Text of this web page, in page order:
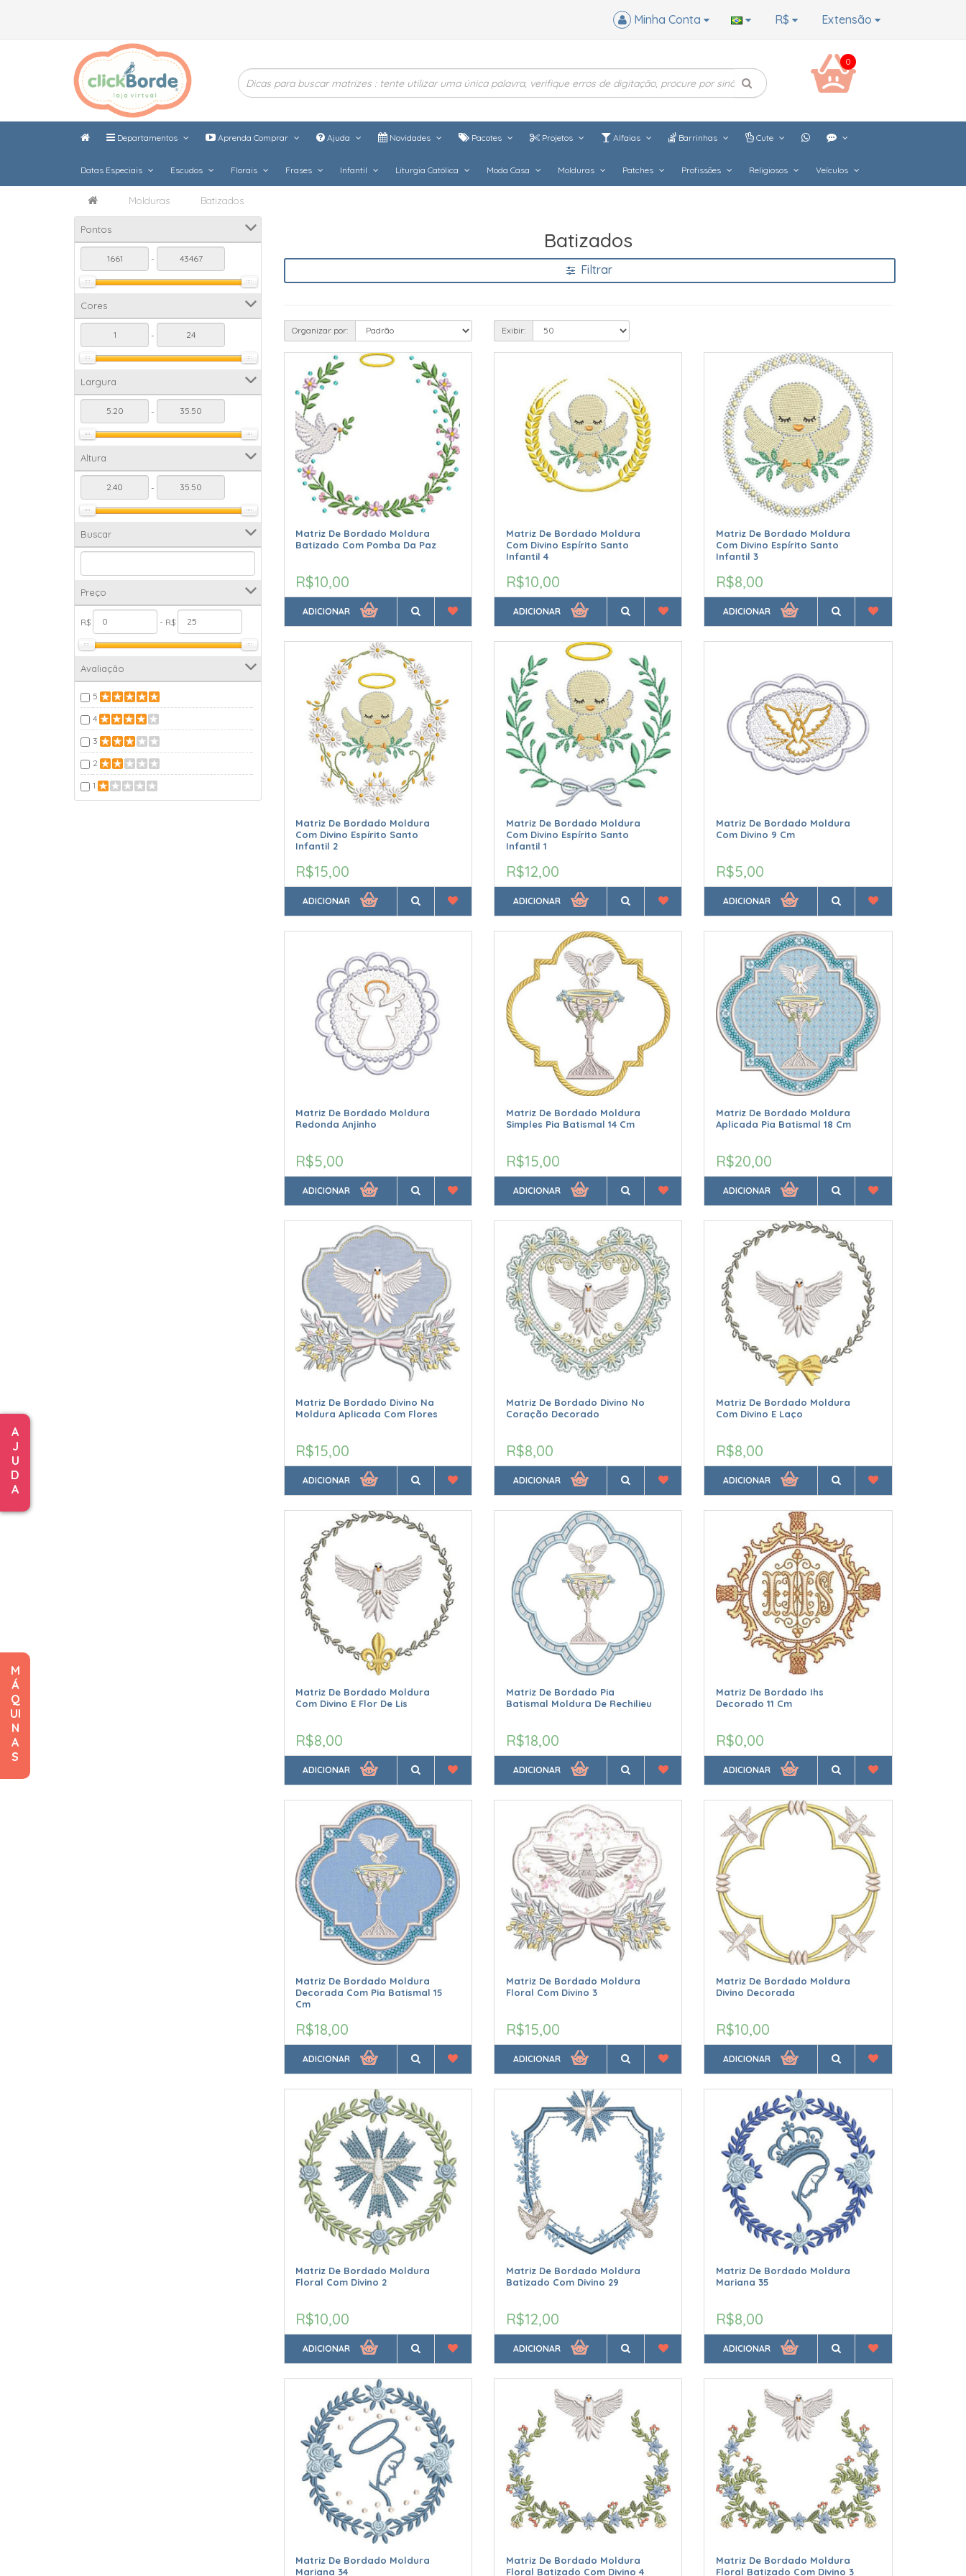
A
J
U
D
A
M
Á
Q
UI
N
A
S
Extensão
R$
Minha Conta
0
Departamentos Aprenda Comprar Ajuda Novidades Pacotes Projetos Alfaias Barrinhas Cute
Datas Especiais Escudos Florais Frases Infantil Liturgia Católica Moda Casa Molduras Patches Profissões Religiosos Veículos
Molduras Batizados
Pontos
-
Cores
-
Largura
-
Altura
-
Buscar
Preço
R$ - R$
Avaliação
5
4
3
2
1
Batizados
Filtrar
Organizar por: Exibir:
Matriz De Bordado Moldura
Batizado Com Pomba Da Paz
R$10,00
ADICIONAR
Matriz De Bordado Moldura
Com Divino Espírito Santo
Infantil 4
R$10,00
ADICIONAR
Matriz De Bordado Moldura
Com Divino Espírito Santo
Infantil 3
R$8,00
ADICIONAR
Matriz De Bordado Moldura
Com Divino Espírito Santo
Infantil 2
R$15,00
ADICIONAR
Matriz De Bordado Moldura
Com Divino Espírito Santo
Infantil 1
R$12,00
ADICIONAR
Matriz De Bordado Moldura
Com Divino 9 Cm
R$5,00
ADICIONAR
Matriz De Bordado Moldura
Redonda Anjinho
R$5,00
ADICIONAR
Matriz De Bordado Moldura
Simples Pia Batismal 14 Cm
R$15,00
ADICIONAR
Matriz De Bordado Moldura
Aplicada Pia Batismal 18 Cm
R$20,00
ADICIONAR
Matriz De Bordado Divino Na
Moldura Aplicada Com Flores
R$15,00
ADICIONAR
Matriz De Bordado Divino No
Coração Decorado
R$8,00
ADICIONAR
Matriz De Bordado Moldura
Com Divino E Laço
R$8,00
ADICIONAR
Matriz De Bordado Moldura
Com Divino E Flor De Lis
R$8,00
ADICIONAR
Matriz De Bordado Pia
Batismal Moldura De Rechilieu
R$18,00
ADICIONAR
Matriz De Bordado Ihs
Decorado 11 Cm
R$0,00
ADICIONAR
Matriz De Bordado Moldura
Decorada Com Pia Batismal 15
Cm
R$18,00
ADICIONAR
Matriz De Bordado Moldura
Floral Com Divino 3
R$15,00
ADICIONAR
Matriz De Bordado Moldura
Divino Decorada
R$10,00
ADICIONAR
Matriz De Bordado Moldura
Floral Com Divino 2
R$10,00
ADICIONAR
Matriz De Bordado Moldura
Batizado Com Divino 29
R$12,00
ADICIONAR
Matriz De Bordado Moldura
Mariana 35
R$8,00
ADICIONAR
Matriz De Bordado Moldura
Mariana 34
Matriz De Bordado Moldura
Floral Batizado Com Divino 4
Matriz De Bordado Moldura
Floral Batizado Com Divino 3